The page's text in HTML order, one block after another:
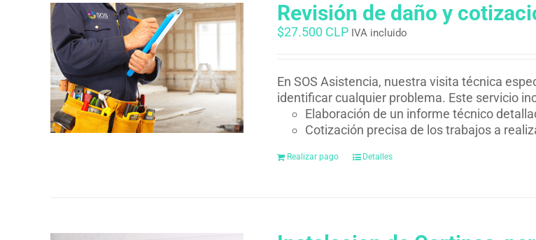
Revisión de daño y
$27.500 CLP IVA incluido
En SOS Asistencia, nuestra visita técnica
identificar cualquier problema. Este servicio
Elaboración de un informe técnico
Cotización precisa de los trabajos a
Realizar pago Detalles